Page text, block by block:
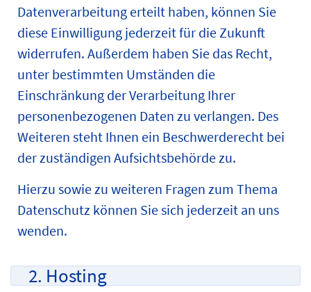
Datenverarbeitung erteilt haben, können Sie
diese Einwilligung jederzeit für die Zukunft
widerrufen. Außerdem haben Sie das Recht,
unter bestimmten Umständen die
Einschränkung der Verarbeitung Ihrer
personenbezogenen Daten zu verlangen. Des
Weiteren steht Ihnen ein Beschwerderecht bei
der zuständigen Aufsichtsbehörde zu.
Hierzu sowie zu weiteren Fragen zum Thema
Datenschutz können Sie sich jederzeit an uns
wenden.
2. Hosting